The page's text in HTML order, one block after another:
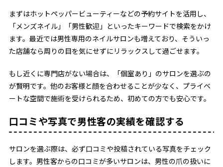
まずはホットペッパービューティーなどの予約サイトを活用し、
「メンズネイル」「男性歓迎」といったキーワードで検索をかけ
ます。最近では男性専用のネイルサロンも増えており、そういっ
た店舗なら周りの目を気にせずにリラックスして過ごせます。
もし近くに専門店がない場合は、「個室あり」のサロンを選ぶの
が賢明です。他のお客様と顔を合わせることが少なく、プライベ
ートな空間で施術を受けられるため、初めての方でも安心です。
口コミや写真で男性客の実績を確認する
サロンを選ぶ際は、必ず口コミや投稿されている写真をチェック
します。男性客からの口コミが多いサロンは、男性の爪の扱いに